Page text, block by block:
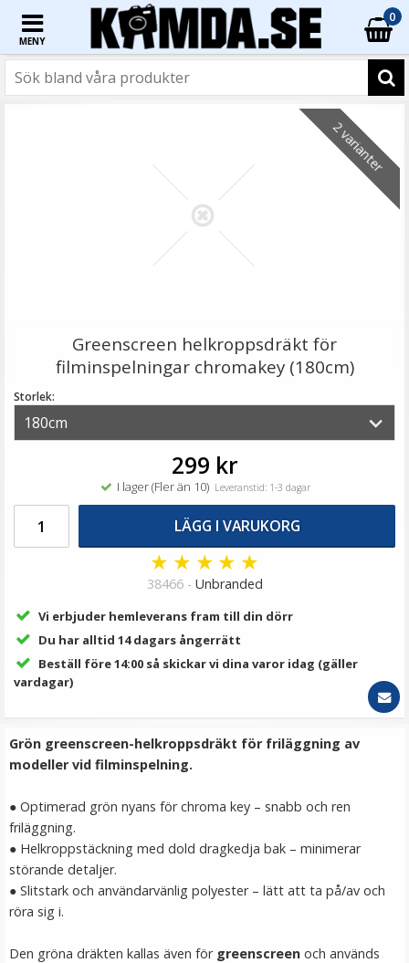
MENY
0
LÄGG I VARUKORG
Stativskruv/spigot/gängadapter 3 i 1-kit
2 varianter
Greenscreen helkroppsdräkt för
filminspelningar chromakey (180cm)
Storlek:
299 kr
I lager (Fler än 10)Leveranstid: 1-3 dagar
LÄGG I VARUKORG
★ ★ ★ ★ ★
38466 - Unbranded
Vi erbjuder hemleverans fram till din dörr
Du har alltid 14 dagars ångerrätt
Beställ före 14:00 så skickar vi dina varor idag (gäller
vardagar)
Grön greenscreen-helkroppsdräkt för friläggning av
modeller vid filminspelning.
● Optimerad grön nyans för chroma key – snabb och ren
friläggning.
● Helkroppstäckning med dold dragkedja bak – minimerar
störande detaljer.
● Slitstark och användarvänlig polyester – lätt att ta på/av och
röra sig i.
Den gröna dräkten kallas även för greenscreen och används